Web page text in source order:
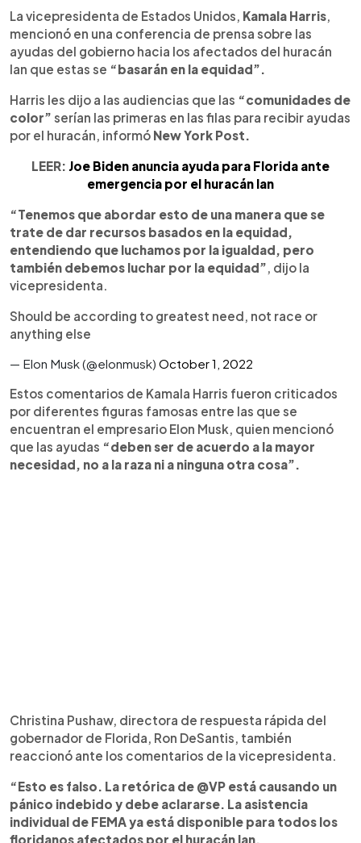
Escuchar artículo
La vicepresidenta de Estados Unidos, Kamala Harris,
mencionó en una conferencia de prensa sobre las
ayudas del gobierno hacia los afectados del huracán
Ian que estas se “basarán en la equidad”.
Harris les dijo a las audiencias que las “comunidades de
color” serían las primeras en las filas para recibir ayudas
por el huracán, informó New York Post.
LEER: Joe Biden anuncia ayuda para Florida ante
emergencia por el huracán Ian
“Tenemos que abordar esto de una manera que se
trate de dar recursos basados ​​en la equidad,
entendiendo que luchamos por la igualdad, pero
también debemos luchar por la equidad”, dijo la
vicepresidenta.
Should be according to greatest need, not race or
anything else
— Elon Musk (@elonmusk) October 1, 2022
Estos comentarios de Kamala Harris fueron criticados
por diferentes figuras famosas entre las que se
encuentran el empresario Elon Musk, quien mencionó
que las ayudas “deben ser de acuerdo a la mayor
necesidad, no a la raza ni a ninguna otra cosa”.
Christina Pushaw, directora de respuesta rápida del
gobernador de Florida, Ron DeSantis, también
reaccionó ante los comentarios de la vicepresidenta.
“Esto es falso. La retórica de @VP está causando un
pánico indebido y debe aclararse. La asistencia
individual de FEMA ya está disponible para todos los
floridanos afectados por el huracán Ian,